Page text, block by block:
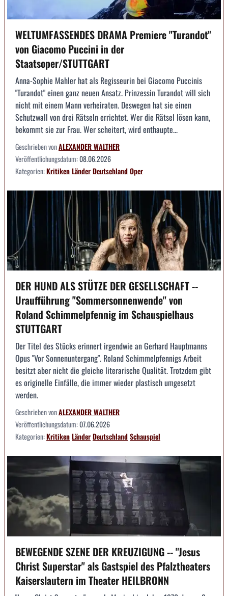
WELTUMFASSENDES DRAMA Premiere "Turandot"
von Giacomo Puccini in der
Staatsoper/STUTTGART
Anna-Sophie Mahler hat als Regisseurin bei Giacomo Puccinis
"Turandot" einen ganz neuen Ansatz. Prinzessin Turandot will sich
nicht mit einem Mann verheiraten. Deswegen hat sie einen
Schutzwall von drei Rätseln errichtet. Wer die Rätsel lösen kann,
bekommt sie zur Frau. Wer scheitert, wird enthaupte...
Geschrieben vonALEXANDER WALTHER
Veröffentlichungsdatum:08.06.2026
Kategorien:KritikenLänderDeutschlandOper
DER HUND ALS STÜTZE DER GESELLSCHAFT --
Uraufführung "Sommersonnenwende" von
Roland Schimmelpfennig im Schauspielhaus
STUTTGART
Der Titel des Stücks erinnert irgendwie an Gerhard Hauptmanns
Opus "Vor Sonnenuntergang". Roland Schimmelpfennigs Arbeit
besitzt aber nicht die gleiche literarische Qualität. Trotzdem gibt
es originelle Einfälle, die immer wieder plastisch umgesetzt
werden.
Geschrieben vonALEXANDER WALTHER
Veröffentlichungsdatum:07.06.2026
Kategorien:KritikenLänderDeutschlandSchauspiel
BEWEGENDE SZENE DER KREUZIGUNG -- "Jesus
Christ Superstar" als Gastspiel des Pfalztheaters
Kaiserslautern im Theater HEILBRONN